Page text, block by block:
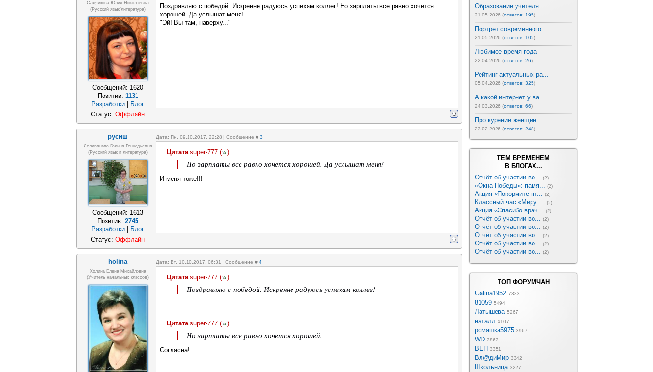
Садчикова Юлия Николаевна
(русский язык/литература)
Сообщений: 1620
Позитив: 1131
Разработки
Блог
Поздравляю с победой. Искренне радуюсь успехам коллег! Но зарплаты все равно хочется
хорошей. Да услышат меня!
"Эй! Вы там, наверху..."
Статус: Оффлайн
русиш Дата: Пн, 09.10.2017, 22:28 | Сообщение # 3
Селиванова Галина Геннадьевна
(русский язык и литература)
Сообщений: 1613
Позитив: 2745
Разработки
Блог
Цитата super-777 ( )
Но зарплаты все равно хочется хорошей. Да услышат меня!
И меня тоже!!!
Статус: Оффлайн
holina Дата: Вт, 10.10.2017, 06:31 | Сообщение # 4
Холина Елена Михайловна
(учитель начальных классов)
Цитата super-777 ( )
Поздравляю с победой. Искренне радуюсь успехам коллег!
Цитата super-777 ( )
Но зарплаты все равно хочется хорошей.
Согласна!
Образование учителя
21.05.2026 (ответов: 195)
Портрет современного ...
21.05.2026 (ответов: 102)
Любимое время года
22.04.2026 (ответов: 26)
Рейтинг актуальных ра...
05.04.2026 (ответов: 325)
А какой интернет у ва...
24.03.2026 (ответов: 66)
Про курение женщин
23.02.2026 (ответов: 248)
ТЕМ ВРЕМЕНЕМ
В БЛОГАХ...
Отчёт об участии во... (2)
«Окна Победы»: памя... (2)
Акция «Покормите пт... (2)
Классный час «Миру ... (2)
Акция «Спасибо врач... (2)
Отчёт об участии во... (2)
Отчёт об участии во... (2)
Отчёт об участии во... (2)
Отчёт об участии во... (2)
Отчёт об участии во... (2)
ТОП ФОРУМЧАН
Galina1952 7333
81059 5494
Латышева 5267
наталл 4107
ромашка5975 3967
WD 3863
ВЕП 3351
Вл@диМир 3342
Школьница 3227